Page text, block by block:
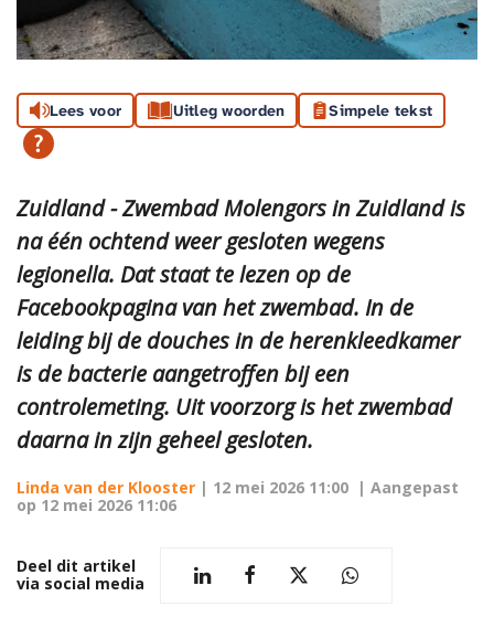
Lees voor Uitleg woorden Simpele tekst
Zuidland - Zwembad Molengors in Zuidland is
na één ochtend weer gesloten wegens
legionella. Dat staat te lezen op de
Facebookpagina van het zwembad. In de
leiding bij de douches in de herenkleedkamer
is de bacterie aangetroffen bij een
controlemeting. Uit voorzorg is het zwembad
daarna in zijn geheel gesloten.
Linda van der Klooster | 12 mei 2026 11:00 | Aangepast
op 12 mei 2026 11:06
Deel dit artikel
via social media